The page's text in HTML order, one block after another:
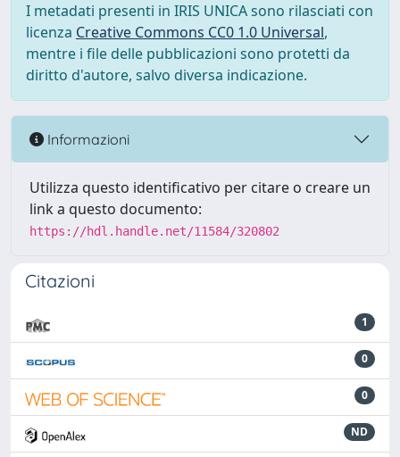
I metadati presenti in IRIS UNICA sono rilasciati con
licenza Creative Commons CC0 1.0 Universal,
mentre i file delle pubblicazioni sono protetti da
diritto d'autore, salvo diversa indicazione.
Informazioni
Utilizza questo identificativo per citare o creare un
link a questo documento:
https://hdl.handle.net/11584/320802
Citazioni
1
0
0
ND